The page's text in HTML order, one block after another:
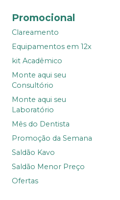
Promocional
Clareamento
Equipamentos em 12x
kit Acadêmico
Monte aqui seu
Consultório
Monte aqui seu
Laboratório
Mês do Dentista
Promoção da Semana
Saldão Kavo
Saldão Menor Preço
Ofertas